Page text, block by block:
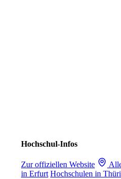
Hochschul-Infos
Zur offiziellen Website
in Erfurt Hochschulen in